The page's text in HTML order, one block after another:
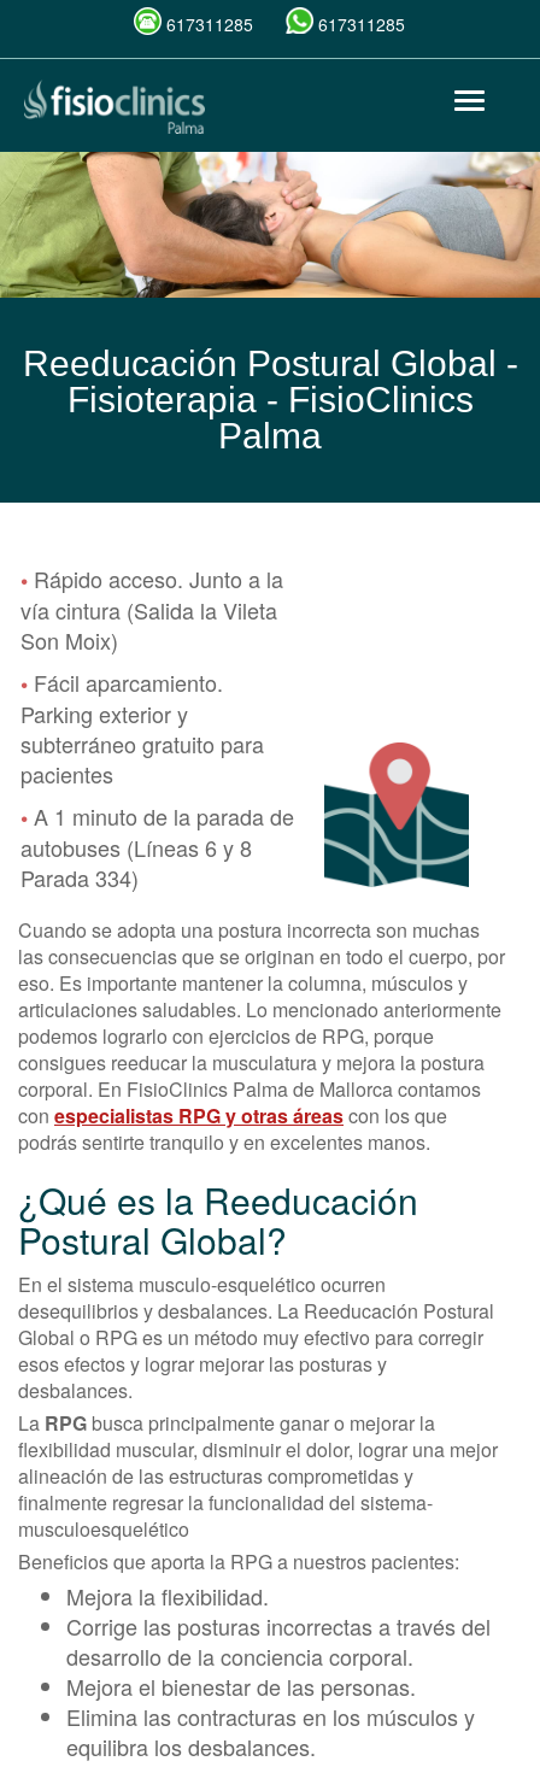
Pasar
contenido
principal
617311285 617311285
Toggle
Reeducación Postural Global -
Fisioterapia - FisioClinics
Palma
• Rápido acceso. Junto a la
vía cintura (Salida la Vileta
Son Moix)
• Fácil aparcamiento.
Parking exterior y
subterráneo gratuito para
pacientes
•A 1 minuto de la parada de
autobuses (Líneas 6 y 8
Parada 334)
Cuando se adopta una postura incorrecta son muchas
las consecuencias que se originan en todo el cuerpo, por
eso. Es importante mantener la columna, músculos y
articulaciones saludables. Lo mencionado anteriormente
podemos lograrlo con ejercicios de RPG, porque
consigues reeducar la musculatura y mejora la postura
corporal. En FisioClinics Palma de Mallorca contamos
con especialistas RPG y otras áreascon los que
podrás sentirte tranquilo y en excelentes manos.
¿Qué es la Reeducación
Postural Global?
En el sistema musculo-esquelético ocurren
desequilibrios y desbalances. La Reeducación Postural
Global o RPG es un método muy efectivo para corregir
esos efectos y lograr mejorar las posturas y
desbalances.
La RPG busca principalmente ganar o mejorar la
flexibilidad muscular, disminuir el dolor, lograr una mejor
alineación de las estructuras comprometidas y
finalmente regresar la funcionalidad del sistema-
musculoesquelético
Beneficios que aporta la RPG a nuestros pacientes:
Mejora la flexibilidad.
Corrige las posturas incorrectas a través del
desarrollo de la conciencia corporal.
Mejora el bienestar de las personas.
Elimina las contracturas en los músculos y
equilibra los desbalances.